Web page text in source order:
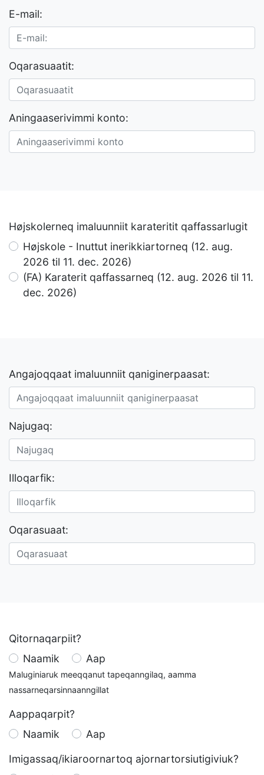
E-mail:
Oqarasuaatit:
Aningaaserivimmi konto:
Højskolerneq imaluunniit karateritit qaffassarlugit
Højskole - Inuttut inerikkiartorneq (12. aug.
2026 til 11. dec. 2026)
(FA) Karaterit qaffassarneq (12. aug. 2026 til 11.
dec. 2026)
Angajoqqaat imaluunniit qaniginerpaasat:
Najugaq:
Illoqarfik:
Oqarasuaat:
Qitornaqarpiit?
Naamik
Aap
Maluginiaruk meeqqanut tapeqanngilaq, aamma
nassarneqarsinnaanngillat
Aappaqarpit?
Naamik
Aap
Imigassaq/ikiaroornartoq ajornartorsiutigiviuk?